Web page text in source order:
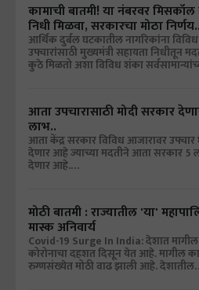
कामाची बातमी! या नंबरवर मिसकॉल
निधी मिळवा, सरकारचा मोठा
आर्थिक दुर्बल घटकातील नागरिकांना
उपचारांसाठी मुख्यमंत्री सहायता निधीतून
कुठे मिळतो अशा विविध शंका
आता उपचारासाठी मोदी सरकार
लाभ..
आता केंद्र सरकार विविध आजारावर
देणार आहे ज्याच्या मदतीने आता सरकार 5
देणार आहे.…
मोठी बातमी : राज्यातील 'या'
मास्क अनिवार्य
Covid-19 Surge In India: देशात मागील
कोरोनाचा दहशत दिसून येत आहे. मागील
रुग्णसंख्येत मोठी वाढ झाली आहे.